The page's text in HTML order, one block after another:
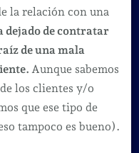
la relación con una
dejado de contratar
de una mala
Aunque sabemos
los clientes y/o
que ese tipo de
tampoco es bueno).